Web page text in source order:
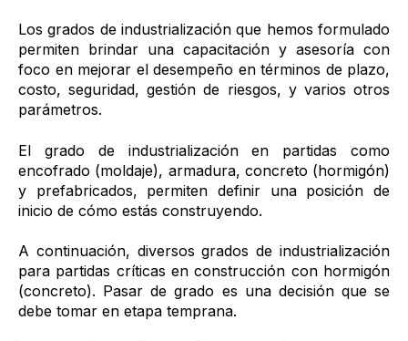
Los grados de industrialización que hemos formulado
permiten brindar una capacitación y asesoría con
foco en mejorar el desempeño en términos de plazo,
costo, seguridad, gestión de riesgos, y varios otros
parámetros.
El grado de industrialización en partidas como
encofrado (moldaje), armadura, concreto (hormigón)
y prefabricados, permiten definir una posición de
inicio de cómo estás construyendo.
A continuación, diversos grados de industrialización
para partidas críticas en construcción con hormigón
(concreto). Pasar de grado es una decisión que se
debe tomar en etapa temprana.